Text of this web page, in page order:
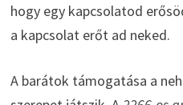
hogy egy kapcsolatod
a kapcsolat erőt ad neked.
A barátok támogatása a